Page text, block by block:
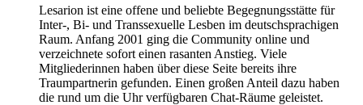
Lesarion ist eine offene und beliebte Begegnungsstätte für
Inter-, Bi- und Transsexuelle Lesben im deutschsprachigen
Raum. Anfang 2001 ging die Community online und
verzeichnete sofort einen rasanten Anstieg. Viele
Mitgliederinnen haben über diese Seite bereits ihre
Traumpartnerin gefunden. Einen großen Anteil dazu haben
die rund um die Uhr verfügbaren Chat-Räume geleistet.